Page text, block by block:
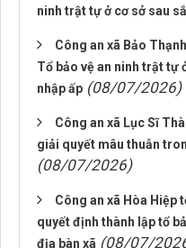
ninh trật tự ở cơ sở sau
Công an xã Bảo
Tổ bảo vệ an ninh trật tự
nhập ấp (08/07/2026)
Công an xã Lục Sĩ
giải quyết mâu thuẫn
(08/07/2026)
Công an xã Hòa Hiệp
quyết định thành lập tổ
địa bàn xã (08/07/